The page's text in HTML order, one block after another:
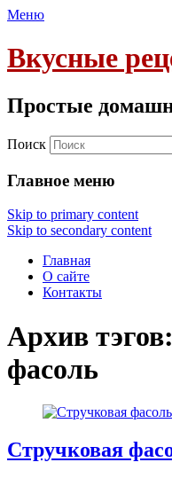
Меню
Вкусные
Простые
Поиск
Главное меню
Skip to primary content
Skip to secondary content
Главная
О сайте
Контакты
Архив тэгов:
фасоль
Стручковая